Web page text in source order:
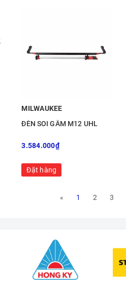
MILWAUKEE
ĐÈN SOI GẦM M12 UHL
3.584.000₫
Đặt hàng
« 1 2 3